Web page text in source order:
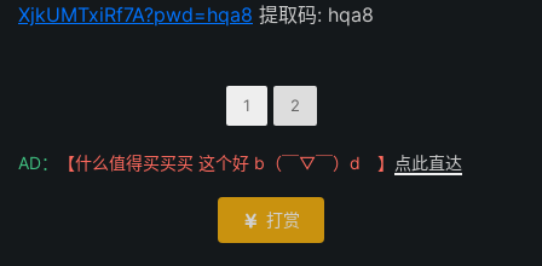
XjkUMTxiRf7A?pwd=hqa8 提取码: hqa8
1 2
AD： 【什么值得买买买 这个好 b（￣▽￣）d 】 点此直达
 打赏